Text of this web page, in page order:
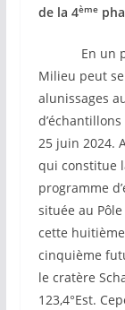
de la 4ème
En un peu
Milieu peut
alunissages
25 juin 2024.
qui constitue
programme
située au
cette
cinquième
le cratère
123,4°Est.